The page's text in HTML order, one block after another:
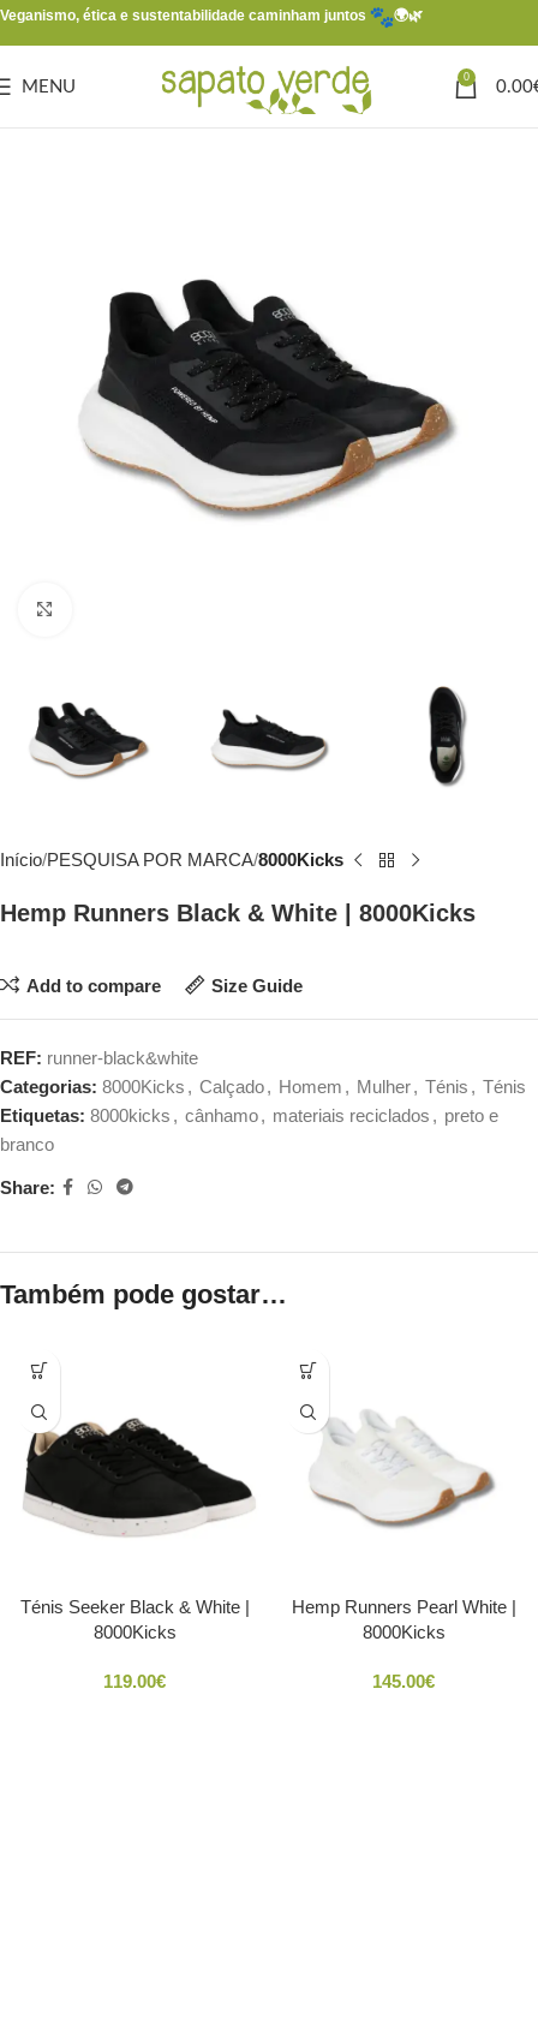
Veganismo, ética e sustentabilidade caminham juntos 🌍🌿
MENU
0
0.00
Início PESQUISA POR MARCA 8000Kicks
Hemp Runners Black & White | 8000Kicks
Add to compare Size Guide
REF: runner-black&white
Categorias: 8000Kicks , Calçado, Homem , Mulher, Ténis , Ténis
Etiquetas: 8000kicks , cânhamo, materiais reciclados , preto e
branco
Share:
Também pode gostar…
Ténis Seeker Black & White |
8000Kicks
119.00€
Hemp Runners Pearl White |
8000Kicks
145.00€